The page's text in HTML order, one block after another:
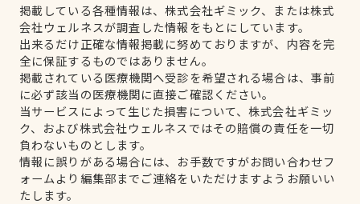
掲載している各種情報は、株式会社ギミック、または株式
会社ウェルネスが調査した情報をもとにしています。
出来るだけ正確な情報掲載に努めておりますが、内容を完
全に保証するものではありません。
掲載されている医療機関へ受診を希望される場合は、事前
に必ず該当の医療機関に直接ご確認ください。
当サービスによって生じた損害について、株式会社ギミッ
ク、および株式会社ウェルネスではその賠償の責任を一切
負わないものとします。
情報に誤りがある場合には、お手数ですがお問い合わせフ
ォームより編集部までご連絡をいただけますようお願いい
たします。